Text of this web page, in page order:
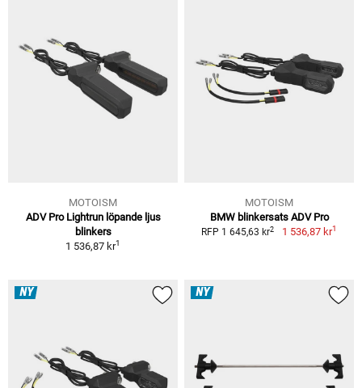
MOTOISM
ADV Pro Lightrun löpande ljus
blinkers
1 536,87 kr1
MOTOISM
BMW blinkersats ADV Pro
RFP 1 645,63 kr2 1 536,87 kr1
NY NY